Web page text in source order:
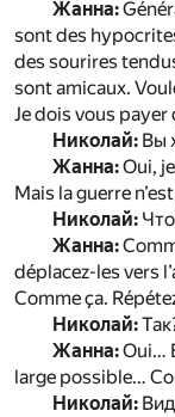
Жанна:
sont des
des sourires
sont amicaux.
Je dois vous
Николай: Вы
Жанна:Oui,
Mais la guerre
Николай:
Жанна:
déplacez-les vers
Comme ça.
Николай:
Жанна:Oui…
large possible…
Николай: